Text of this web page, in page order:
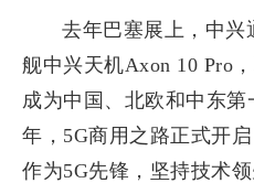
去年巴塞展上，中兴
舰中兴天机Axon 10 Pro
成为中国、北欧和中东第
年，5G商用之路正式开
作为5G先锋，坚持技术